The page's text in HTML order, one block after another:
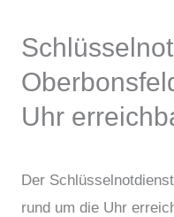
Uhr
Der
rund um die Uhr